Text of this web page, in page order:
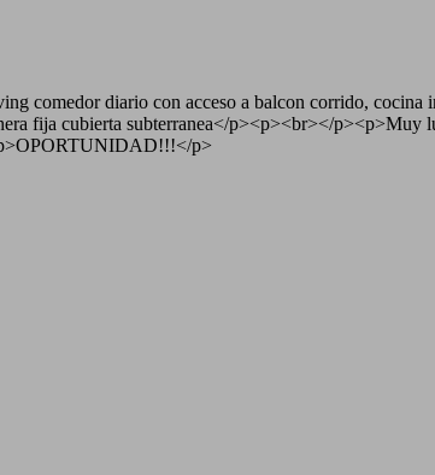
comedor diario con acceso a balcon corrido, cocina
fija cubierta subterranea</p><p><br></p><p>Muy
p>